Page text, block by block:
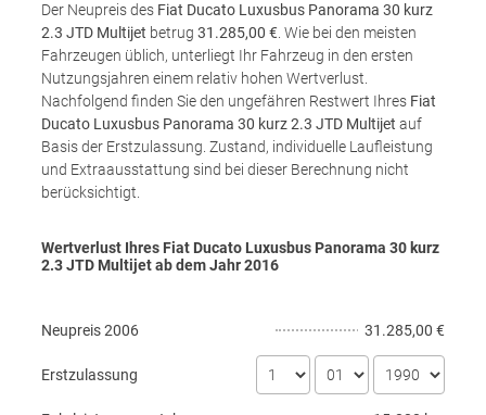
Der Neupreis des Fiat Ducato Luxusbus Panorama 30 kurz
2.3 JTD Multijet betrug 31.285,00 € . Wie bei den meisten
Fahrzeugen üblich, unterliegt Ihr Fahrzeug in den ersten
Nutzungsjahren einem relativ hohen Wertverlust.
Nachfolgend finden Sie den ungefähren Restwert Ihres Fiat
Ducato Luxusbus Panorama 30 kurz 2.3 JTD Multijet auf
Basis der Erstzulassung. Zustand, individuelle Laufleistung
und Extraausstattung sind bei dieser Berechnung nicht
berücksichtigt.
Wertverlust Ihres Fiat Ducato Luxusbus Panorama 30 kurz
2.3 JTD Multijet ab dem Jahr2016
Neupreis2006 31.285,00 €
Erstzulassung